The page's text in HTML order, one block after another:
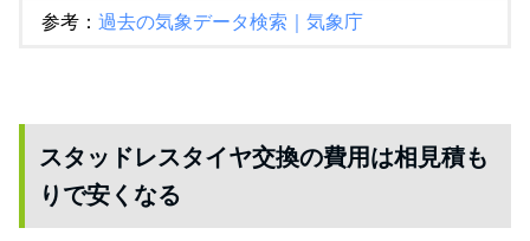
参考： 過去の気象データ検索｜気象庁
スタッドレスタイヤ交換の費用は相見積も
りで安くなる